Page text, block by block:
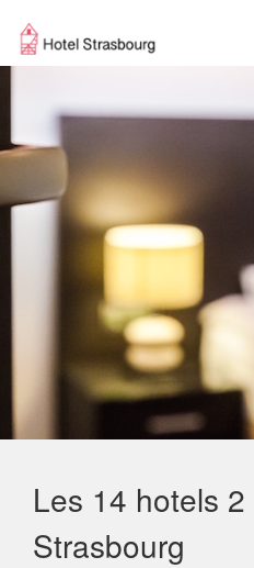
Les 14 hotels
Strasbourg